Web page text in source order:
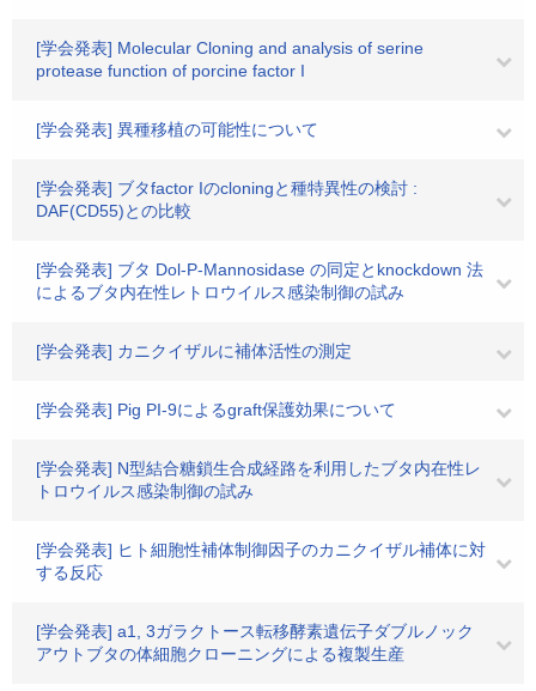
[学会発表] Molecular Cloning and analysis of serine
protease function of porcine factor I
[学会発表] 異種移植の可能性について
[学会発表] ブタfactor Iのcloningと種特異性の検討 :
DAF(CD55)との比較
[学会発表] ブタ Dol-P-Mannosidase の同定とknockdown 法
によるブタ内在性レトロウイルス感染制御の試み
[学会発表] カニクイザルに補体活性の測定
[学会発表] Pig PI-9によるgraft保護効果について
[学会発表] N型結合糖鎖生合成経路を利用したブタ内在性レ
トロウイルス感染制御の試み
[学会発表] ヒト細胞性補体制御因子のカニクイザル補体に対
する反応
[学会発表] a1, 3ガラクトース転移酵素遺伝子ダブルノック
アウトブタの体細胞クローニングによる複製生産